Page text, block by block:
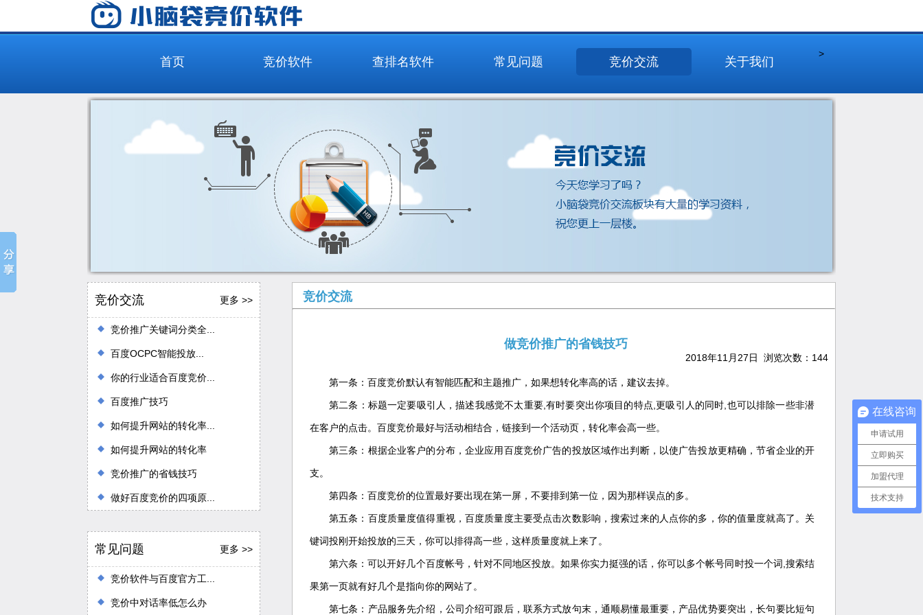
首页 竞价软件 查排名软件
>
常见问题 竞价交流 关于我们
竞价交流 更多 >>
竞价推广关键词分类全...
百度OCPC智能投放...
你的行业适合百度竞价...
百度推广技巧
如何提升网站的转化率...
如何提升网站的转化率
竞价推广的省钱技巧
做好百度竞价的四项原...
常见问题 更多 >>
竞价软件与百度官方工...
竞价中对话率低怎么办
竞价交流
做竞价推广的省钱技巧
2018年11月27日 浏览次数： 144
第一条：百度竞价默认有智能匹配和主题推广，如果想转化率高的话，建议去掉。
第二条：标题一定要吸引人，描述我感觉不太重要,有时要突出你项目的特点,更吸引人的同时,也可以排除一些非潜
在客户的点击。百度竞价最好与活动相结合，链接到一个活动页，转化率会高一些。
第三条：根据企业客户的分布，企业应用百度竞价广告的投放区域作出判断，以使广告投放更精确，节省企业的开
支。
第四条：百度竞价的位置最好要出现在第一屏，不要排到第一位，因为那样误点的多。
第五条：百度质量度值得重视，百度质量度主要受点击次数影响，搜索过来的人点你的多，你的值量度就高了。关
键词投刚开始投放的三天，你可以排得高一些，这样质量度就上来了。
第六条：可以开好几个百度帐号，针对不同地区投放。如果你实力挺强的话，你可以多个帐号同时投一个词,搜索结
果第一页就有好几个是指向你的网站了。
第七条：产品服务先介绍，公司介绍可跟后，联系方式放句末，通顺易懂最重要，产品优势要突出，长句要比短句
在线咨询
申请试用
立即购买
加盟代理
技术支持